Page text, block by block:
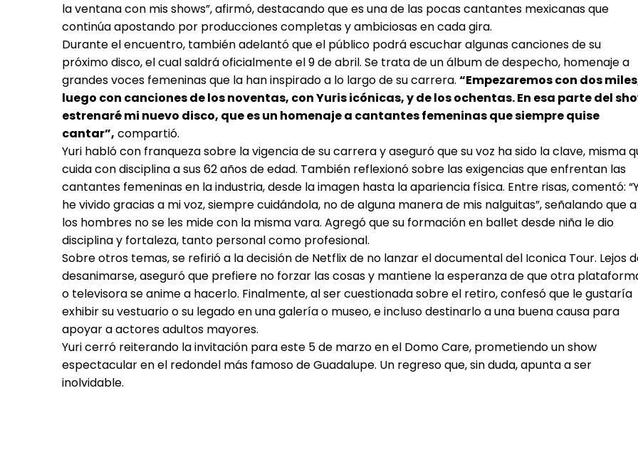
la ventana con mis shows”, afirmó, destacando que es una de las pocas cantantes mexicanas que
continúa apostando por producciones completas y ambiciosas en cada gira.
Durante el encuentro, también adelantó que el público podrá escuchar algunas canciones de su
próximo disco, el cual saldrá oficialmente el 9 de abril. Se trata de un álbum de despecho, homenaje a
grandes voces femeninas que la han inspirado a lo largo de su carrera. “Empezaremos con dos
luego con canciones de los noventas, con Yuris icónicas, y de los ochentas. En esa parte del
estrenaré mi nuevo disco, que es un homenaje a cantantes femeninas que siempre quise
cantar”, compartió.
Yuri habló con franqueza sobre la vigencia de su carrera y aseguró que su voz ha sido la clave, misma
cuida con disciplina a sus 62 años de edad. También reflexionó sobre las exigencias que enfrentan las
cantantes femeninas en la industria, desde la imagen hasta la apariencia física. Entre risas, comentó:
he vivido gracias a mi voz, siempre cuidándola, no de alguna manera de mis nalguitas”, señalando que a
los hombres no se les mide con la misma vara. Agregó que su formación en ballet desde niña le dio
disciplina y fortaleza, tanto personal como profesional.
Sobre otros temas, se refirió a la decisión de Netflix de no lanzar el documental del Iconica Tour. Lejos
desanimarse, aseguró que prefiere no forzar las cosas y mantiene la esperanza de que otra
o televisora se anime a hacerlo. Finalmente, al ser cuestionada sobre el retiro, confesó que le gustaría
exhibir su vestuario o su legado en una galería o museo, e incluso destinarlo a una buena causa para
apoyar a actores adultos mayores.
Yuri cerró reiterando la invitación para este 5 de marzo en el Domo Care, prometiendo un show
espectacular en el redondel más famoso de Guadalupe. Un regreso que, sin duda, apunta a ser
inolvidable.